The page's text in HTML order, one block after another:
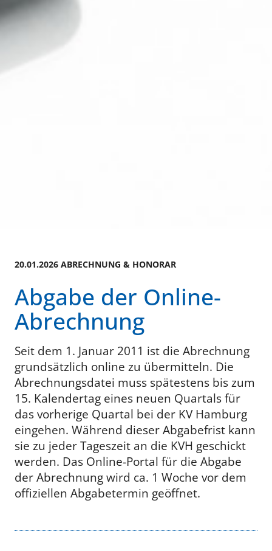
20.01.2026 ABRECHNUNG & HONORAR
Abgabe der Online-
Abrechnung
Seit dem 1. Januar 2011 ist die Abrechnung
grundsätzlich online zu übermitteln. Die
Abrechnungsdatei muss spätestens bis zum
15. Kalendertag eines neuen Quartals für
das vorherige Quartal bei der KV Hamburg
eingehen. Während dieser Abgabefrist kann
sie zu jeder Tageszeit an die KVH geschickt
werden. Das Online-Portal für die Abgabe
der Abrechnung wird ca. 1 Woche vor dem
offiziellen Abgabetermin geöffnet.